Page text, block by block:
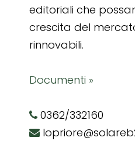
editoriali che
crescita del
rinnovabili.
Documenti »
0362/332160